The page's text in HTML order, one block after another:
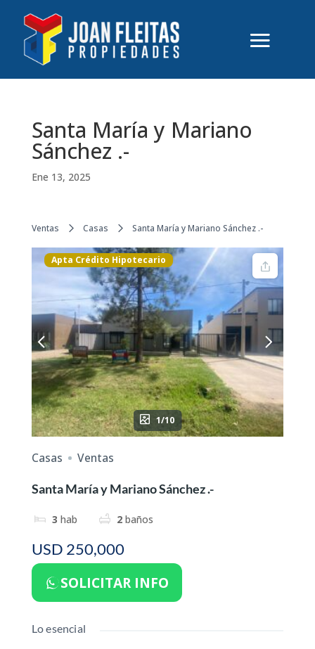
Santa María y Mariano
Sánchez .-
Ene 13, 2025
Ventas Casas Santa María y Mariano Sánchez .-
Apta Crédito Hipotecario
1/10
Casas
Ventas
Santa María y Mariano Sánchez .-
3 hab 2 baños
USD 250,000
SOLICITAR INFO
Lo esencial